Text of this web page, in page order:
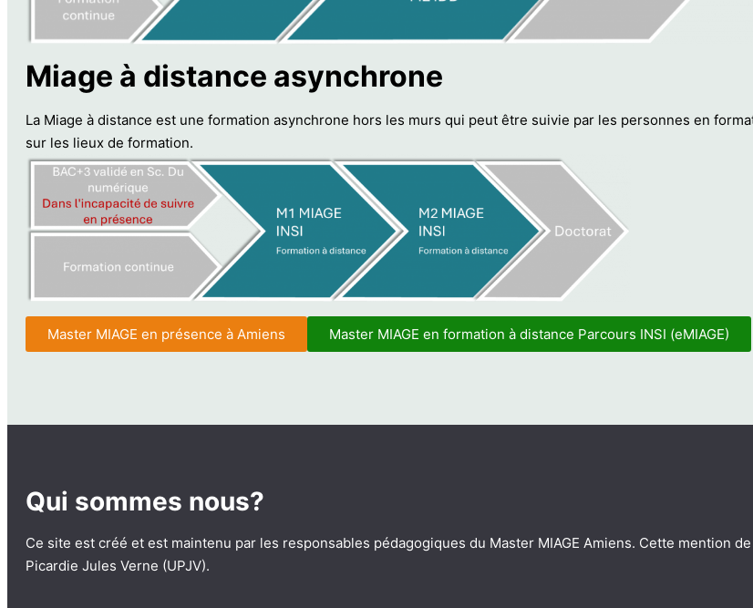
Miage à distance asynchrone
La Miage à distance est une formation asynchrone hors les murs qui peut être suivie par les personnes en
sur les lieux de formation.
Master MIAGE en présence à Amiens Master MIAGE en formation à distance Parcours INSI (eMIAGE)
Qui sommes nous?
Ce site est créé et est maintenu par les responsables pédagogiques du Master MIAGE Amiens. Cette mention
Picardie Jules Verne (UPJV).